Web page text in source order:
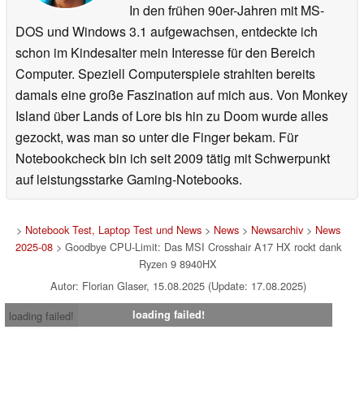
In den frühen 90er-Jahren mit MS-
DOS und Windows 3.1 aufgewachsen, entdeckte ich
schon im Kindesalter mein Interesse für den Bereich
Computer. Speziell Computerspiele strahlten bereits
damals eine große Faszination auf mich aus. Von Monkey
Island über Lands of Lore bis hin zu Doom wurde alles
gezockt, was man so unter die Finger bekam. Für
Notebookcheck bin ich seit 2009 tätig mit Schwerpunkt
auf leistungsstarke Gaming-Notebooks.
> Notebook Test, Laptop Test und News> News> Newsarchiv> News
2025-08> Goodbye CPU-Limit: Das MSI Crosshair A17 HX rockt dank
Ryzen 9 8940HX
Autor: Florian Glaser, 15.08.2025 (Update: 17.08.2025)
loading failed!
loading failed!